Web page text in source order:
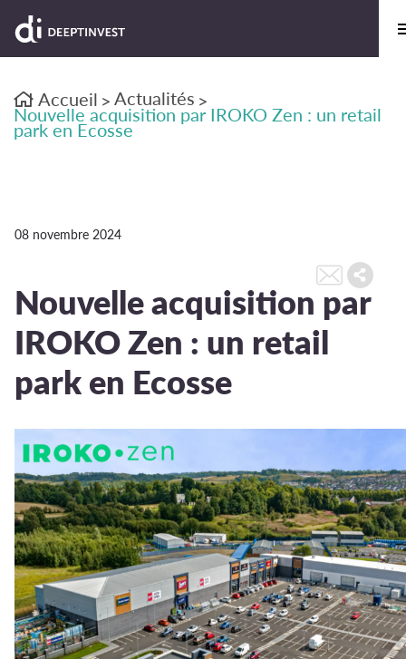
Accueil > Actualités >
Nouvelle acquisition par IROKO Zen : un retail
park en Ecosse
08 novembre 2024
Nouvelle acquisition par
IROKO Zen : un retail
park en Ecosse